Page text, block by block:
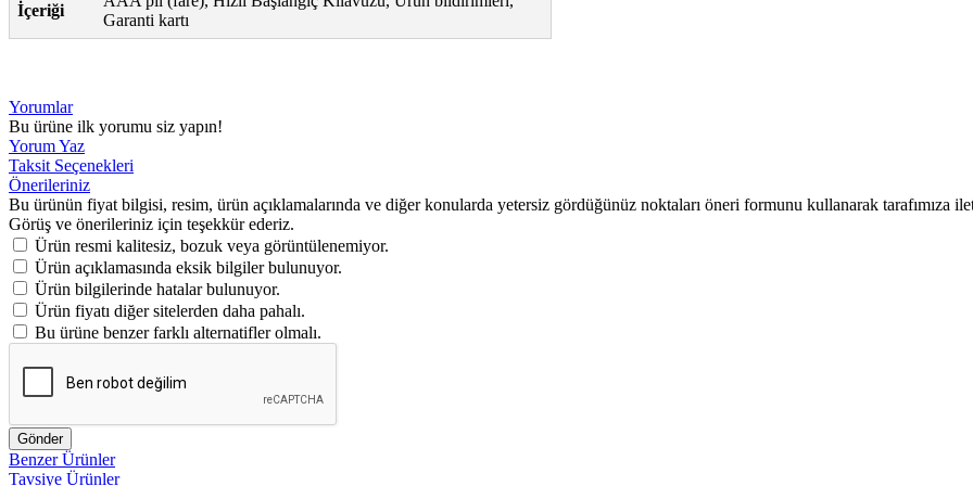
İçeriği
Garanti kartı
Yorumlar
Bu ürüne ilk yorumu siz yapın!
Yorum Yaz
Taksit Seçenekleri
Önerileriniz
Bu ürünün fiyat bilgisi, resim, ürün açıklamalarında ve diğer konularda yetersiz gördüğünüz noktaları öneri formunu kullanarak tarafımıza
Görüş ve önerileriniz için teşekkür ederiz.
Ürün resmi kalitesiz, bozuk veya görüntülenemiyor.
Ürün açıklamasında eksik bilgiler bulunuyor.
Ürün bilgilerinde hatalar bulunuyor.
Ürün fiyatı diğer sitelerden daha pahalı.
Bu ürüne benzer farklı alternatifler olmalı.
Gönder
Benzer Ürünler
Tavsiye Ürünler